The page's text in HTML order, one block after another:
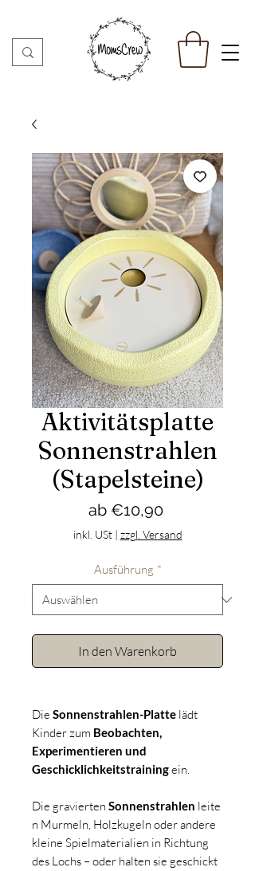
Aktivitätsplatte
Sonnenstrahlen
(Stapelsteine)
ab €10,90Sale-
Preis
inkl. USt| zzgl. Versand
Ausführung *
In den Warenkorb
Die Sonnenstrahlen-Platte lädt
Kinder zum Beobachten,
Experimentieren und
Geschicklichkeitstrainingein.
Die gravierten Sonnenstrahlen leite
n Murmeln, Holzkugeln oder andere
kleine Spielmaterialien in Richtung
des Lochs – oder halten sie geschickt